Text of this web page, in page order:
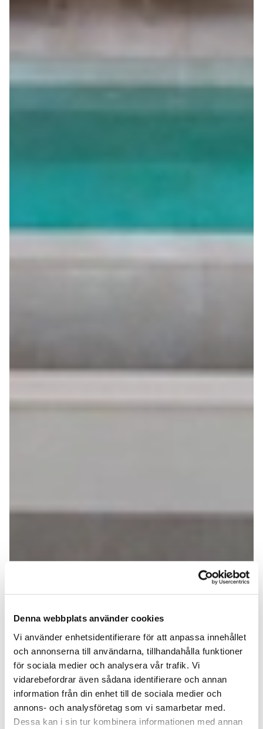
Denna webbplats använder cookies
Vi använder enhetsidentifierare för att anpassa innehållet
och annonserna till användarna, tillhandahålla funktioner
för sociala medier och analysera vår trafik. Vi
vidarebefordrar även sådana identifierare och annan
information från din enhet till de sociala medier och
annons- och analysföretag som vi samarbetar med.
Dessa kan i sin tur kombinera informationen med annan